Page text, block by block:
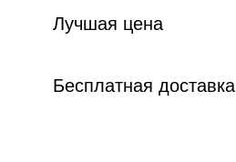
Лучшая цена
Бесплатная доставка